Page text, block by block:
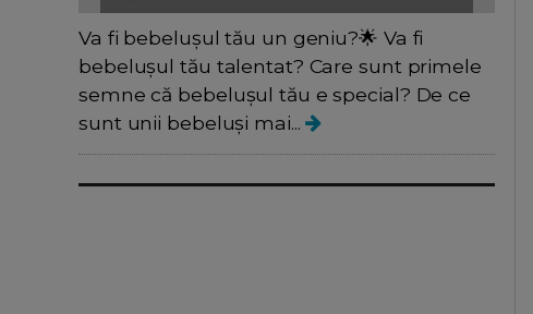
Va fi bebelușul tău un geniu?🌟 Va fi
bebelușul tău talentat? Care sunt primele
semne că bebelușul tău e special? De ce
sunt unii bebeluși mai...